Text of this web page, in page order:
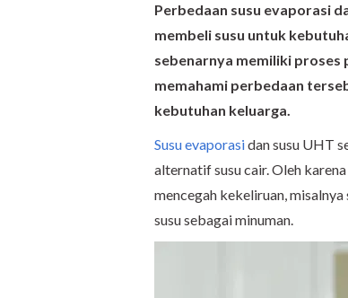
Perbedaan susu evaporasi
membeli susu untuk
sebenarnya memiliki proses
memahami perbedaan
kebutuhan keluarga.
Susu evaporasidan susu UHT
alternatif susu cair. Oleh
mencegah kekeliruan,
susu sebagai minuman.